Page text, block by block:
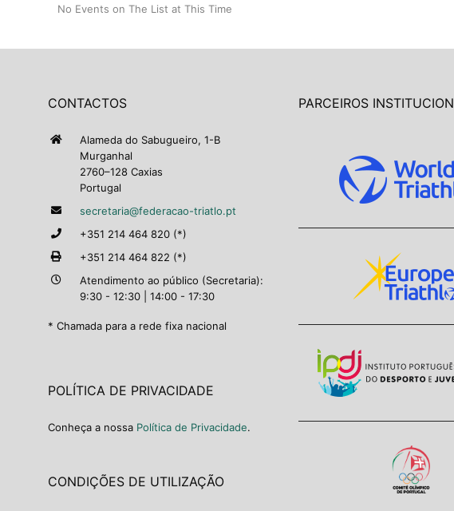
No Events on The List at This Time
CONTACTOS
Alameda do Sabugueiro, 1-B
Murganhal
2760–128 Caxias
Portugal
secretaria@federacao-triatlo.pt
+351 214 464 820 (*)
+351 214 464 822 (*)
Atendimento ao público (Secretaria):
9:30 - 12:30 | 14:00 - 17:30
* Chamada para a rede fixa nacional
POLÍTICA DE PRIVACIDADE
Conheça a nossa Política de Privacidade.
CONDIÇÕES DE UTILIZAÇÃO
PARCEIROS